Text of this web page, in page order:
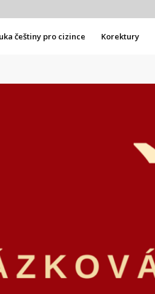
češtiny pro cizince Korektury